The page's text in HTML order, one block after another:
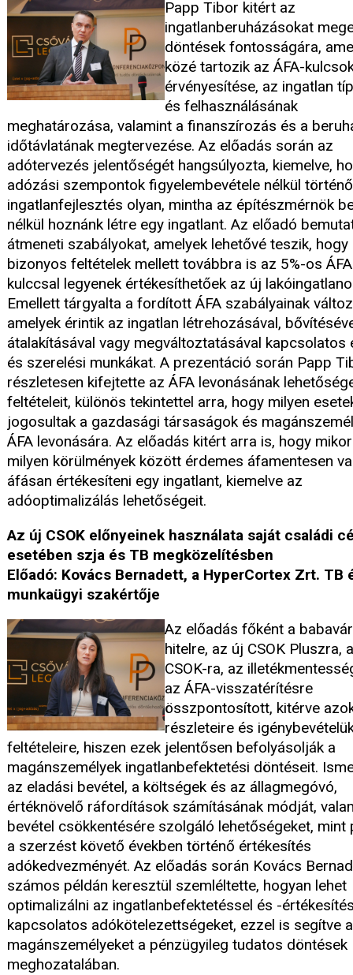
Papp Tibor kitért az
ingatlanberuházásokat
döntések fontosságára,
közé tartozik az ÁFA-
érvényesítése, az ingatlan
és felhasználásának
meghatározása, valamint a finanszírozás és a
időtávlatának megtervezése. Az előadás során az
adótervezés jelentőségét hangsúlyozta, kiemelve,
adózási szempontok figyelembevétele nélkül történő
ingatlanfejlesztés olyan, mintha az építészmérnök
nélkül hoznánk létre egy ingatlant. Az előadó
átmeneti szabályokat, amelyek lehetővé teszik, hogy
bizonyos feltételek mellett továbbra is az 5%-os
kulccsal legyenek értékesíthetőek az új
Emellett tárgyalta a fordított ÁFA szabályainak
amelyek érintik az ingatlan létrehozásával,
átalakításával vagy megváltoztatásával kapcsolatos
és szerelési munkákat. A prezentáció során Papp
részletesen kifejtette az ÁFA levonásának
feltételeit, különös tekintettel arra, hogy milyen
jogosultak a gazdasági társaságok és
ÁFA levonására. Az előadás kitért arra is, hogy
milyen körülmények között érdemes áfamentesen
áfásan értékesíteni egy ingatlant, kiemelve az
adóoptimalizálás lehetőségeit.
Az új CSOK előnyeinek használata saját családi
esetében szja és TB megközelítésben
Előadó: Kovács Bernadett, a HyperCortex Zrt. TB
munkaügyi szakértője
Az előadás főként a
hitelre, az új CSOK Pluszra,
CSOK-ra, az
az ÁFA-visszatérítésre
összpontosított, kitérve
részleteire és
feltételeire, hiszen ezek jelentősen befolyásolják a
magánszemélyek ingatlanbefektetési döntéseit.
az eladási bevétel, a költségek és az állagmegóvó,
értéknövelő ráfordítások számításának módját,
bevétel csökkentésére szolgáló lehetőségeket, mint
a szerzést követő években történő értékesítés
adókedvezményét. Az előadás során Kovács
számos példán keresztül szemléltette, hogyan lehet
optimalizálni az ingatlanbefektetéssel és -
kapcsolatos adókötelezettségeket, ezzel is segítve a
magánszemélyeket a pénzügyileg tudatos döntések
meghozatalában.